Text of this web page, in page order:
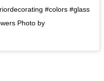
#colors #glass
Photo by